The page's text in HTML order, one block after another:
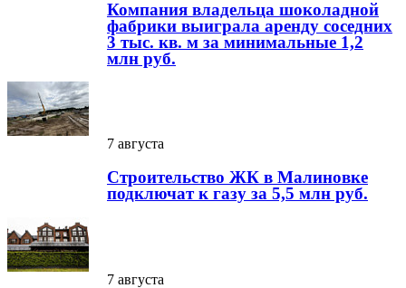
Компания владельца шоколадной
фабрики выиграла аренду соседних
3 тыс. кв. м за минимальные 1,2
млн руб.
7 августа
Строительство ЖК в Малиновке
подключат к газу за 5,5 млн руб.
7 августа